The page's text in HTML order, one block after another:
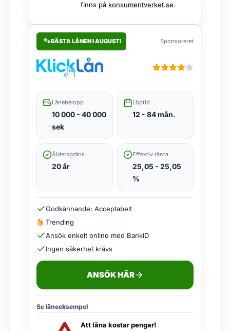
finns på konsumentverket.se.
BÄSTA LÅNEN I AUGUSTI Sponsoreret
Lånebelopp
10 000 - 40 000
sek
Löptid
12 - 84 mån.
Åldersgräns
20 år
Effektiv ränta
25,05 - 25,05
%
Godkännande: Acceptabelt
Trending
Ansök enkelt online med BankID
Ingen säkerhet krävs
ANSÖK HÄR
Se låneeksempel
Att låna kostar pengar!